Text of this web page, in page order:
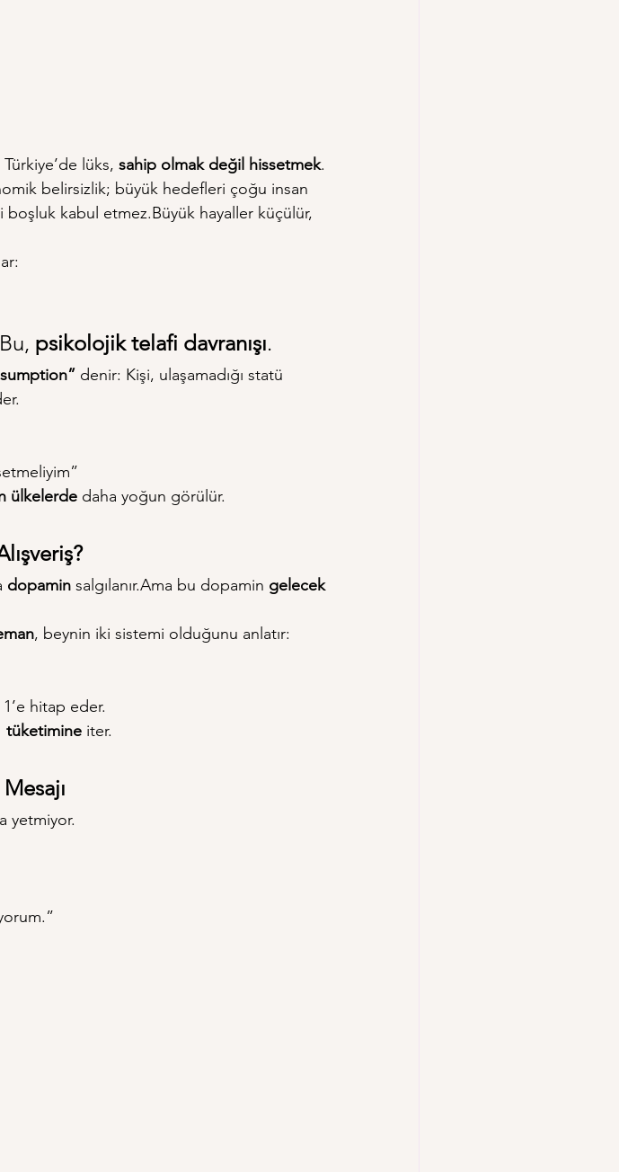
lüks, sahip olmak değil hissetmek.
belirsizlik; büyük hedefleri çoğu insan
kabul etmez.Büyük hayaller küçülür,
psikolojik telafi davranışı.
denir: Kişi, ulaşamadığı statü
ülkelerde daha yoğun görülür.
dopamin salgılanır.Ama bu dopamin gelecek
, beynin iki sistemi olduğunu anlatır:
hitap eder.
tüketimine iter.
yetmiyor.